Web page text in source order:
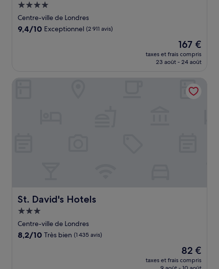
Hébergement
4.0 étoiles
Centre-ville de Londres
9.4
9,4/10 Exceptionnel (2 911 avis)
Le
nouveau
prix
de
167 €
167 €
taxes et frais compris
23 août - 24 août
St. David's Hotels
St. David's Hotels
Hébergement
3.0 étoiles
Centre-ville de Londres
8.2
8,2/10 Très bien (1 435 avis)
Le
nouveau
prix
82 €
taxes et frais compris